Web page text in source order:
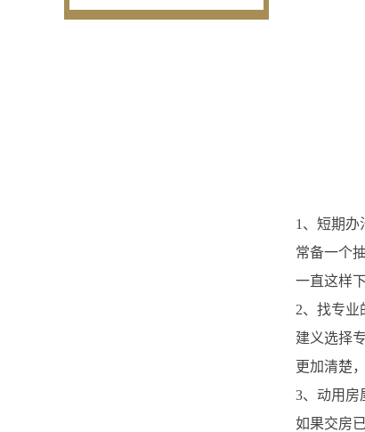
1、短期办
常备一个
一直这样
2、找专业
建义选择
更加清楚
3、动用房
如果交房